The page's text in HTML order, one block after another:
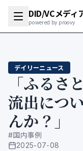
DID/VCメディ
powered by proovy
デイリーニュース
「ふるさ
流出につ
んか？」
#国内事例
2025-07-08